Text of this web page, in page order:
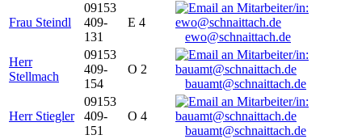
Frau Steindl
09153
409-
131
E 4
ewo@schnaittach.de
Herr
Stellmach
09153
409-
154
O 2
bauamt@schnaittach.de
Herr Stiegler
09153
409-
151
O 4
bauamt@schnaittach.de